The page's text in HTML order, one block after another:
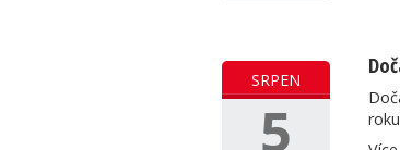
SRPEN
5